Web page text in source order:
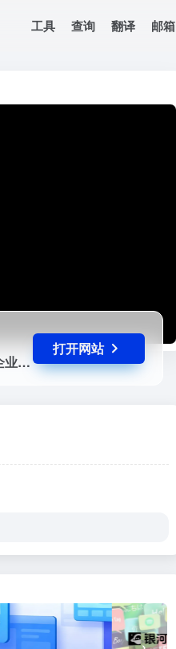
工具 查询 翻译 邮箱
刀锋互娱官网，安徽省刀锋网络科技有限公司是是国内知名的游戏服务全产业链的企业，集游戏体验，账号租赁，几大主营业务为一体的个人游戏服务企业，并于完成数千万美元A轮，A+轮融资，估值5个亿。
打开网站